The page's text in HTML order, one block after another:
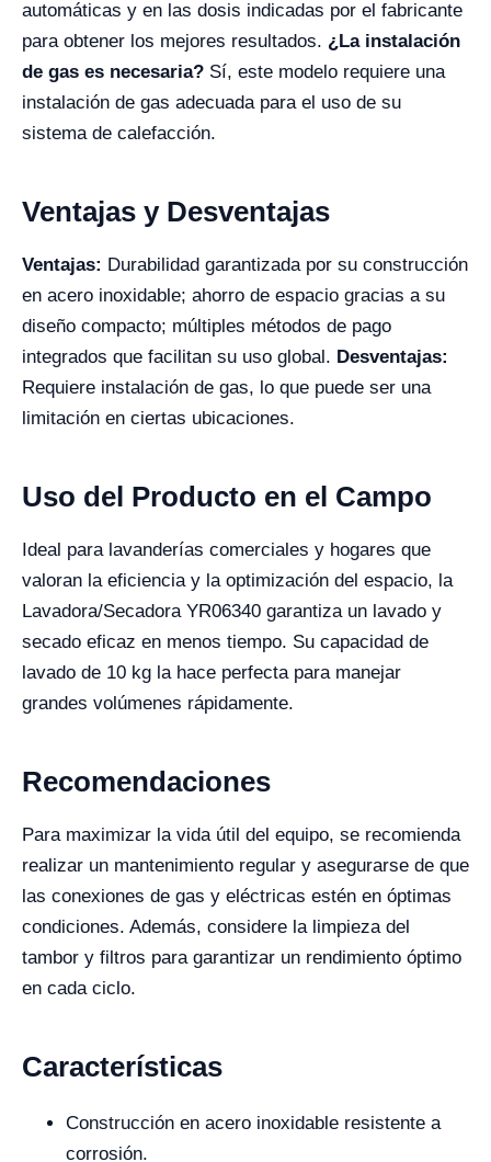
automáticas y en las dosis indicadas por el fabricante
para obtener los mejores resultados. ¿La instalación
de gas es necesaria? Sí, este modelo requiere una
instalación de gas adecuada para el uso de su
sistema de calefacción.
Ventajas y Desventajas
Ventajas: Durabilidad garantizada por su construcción
en acero inoxidable; ahorro de espacio gracias a su
diseño compacto; múltiples métodos de pago
integrados que facilitan su uso global. Desventajas:
Requiere instalación de gas, lo que puede ser una
limitación en ciertas ubicaciones.
Uso del Producto en el Campo
Ideal para lavanderías comerciales y hogares que
valoran la eficiencia y la optimización del espacio, la
Lavadora/Secadora YR06340 garantiza un lavado y
secado eficaz en menos tiempo. Su capacidad de
lavado de 10 kg la hace perfecta para manejar
grandes volúmenes rápidamente.
Recomendaciones
Para maximizar la vida útil del equipo, se recomienda
realizar un mantenimiento regular y asegurarse de que
las conexiones de gas y eléctricas estén en óptimas
condiciones. Además, considere la limpieza del
tambor y filtros para garantizar un rendimiento óptimo
en cada ciclo.
Características
Construcción en acero inoxidable resistente a
corrosión.